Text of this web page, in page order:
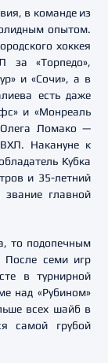
в команде из
опытом.
хоккея
«Торпедо»,
и «Сочи», а в
есть даже
и «Монреаль
Олега Ломако —
Накануне к
Кубка
и 35-летний
главной
то подопечным
После семи игр
в турнирной
над «Рубином»
всех шайб в
самой грубой